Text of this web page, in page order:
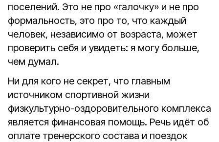
поселений. Это не про «галочку» и не про
формальность, это про то, что каждый
человек, независимо от возраста, может
проверить себя и увидеть: я могу больше,
чем думал.
Ни для кого не секрет, что главным
источником спортивной жизни
физкультурно-оздоровительного комплекса
является финансовая помощь. Речь идёт об
оплате тренерского состава и поездок